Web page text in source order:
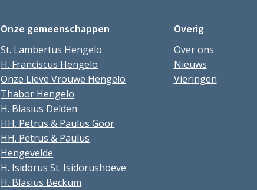
Onze gemeenschappen
St. Lambertus Hengelo
H. Franciscus Hengelo
Onze Lieve Vrouwe Hengelo
Thabor Hengelo
H. Blasius Delden
HH. Petrus & Paulus Goor
HH. Petrus & Paulus
Hengevelde
H. Isidorus St. Isidorushoeve
H. Blasius Beckum
Overig
Over ons
Nieuws
Vieringen